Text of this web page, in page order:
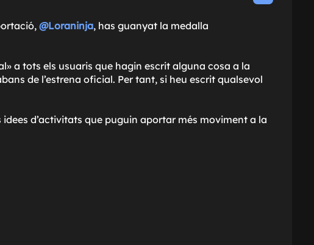
@Loraninja, has guanyat la medalla
a tots els usuaris que hagin escrit alguna cosa a la
de l’estrena oficial. Per tant, si heu escrit qualsevol
d’activitats que puguin aportar més moviment a la